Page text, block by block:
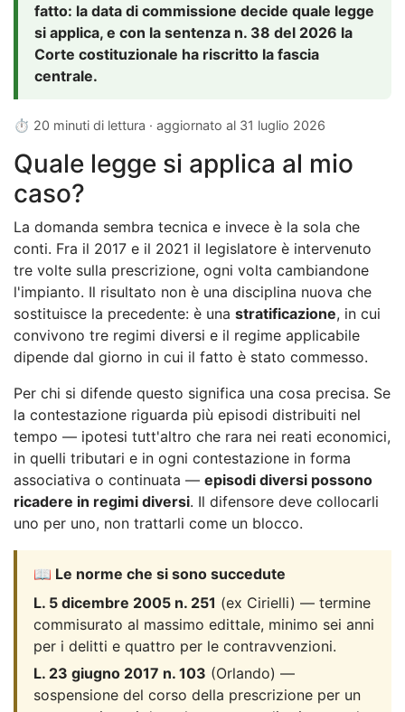
fatto: la data di commissione decide quale legge
si applica, e con la sentenza n. 38 del 2026 la
Corte costituzionale ha riscritto la fascia
centrale.
⏱ 20 minuti di lettura · aggiornato al 31 luglio 2026
Quale legge si applica al mio
caso?
La domanda sembra tecnica e invece è la sola che
conti. Fra il 2017 e il 2021 il legislatore è intervenuto
tre volte sulla prescrizione, ogni volta cambiandone
l'impianto. Il risultato non è una disciplina nuova che
sostituisce la precedente: è una stratificazione, in cui
convivono tre regimi diversi e il regime applicabile
dipende dal giorno in cui il fatto è stato commesso.
Per chi si difende questo significa una cosa precisa. Se
la contestazione riguarda più episodi distribuiti nel
tempo — ipotesi tutt'altro che rara nei reati economici,
in quelli tributari e in ogni contestazione in forma
associativa o continuata — episodi diversi possono
ricadere in regimi diversi. Il difensore deve collocarli
uno per uno, non trattarli come un blocco.
📖 Le norme che si sono succedute
L. 5 dicembre 2005 n. 251 (ex Cirielli) — termine
commisurato al massimo edittale, minimo sei anni
per i delitti e quattro per le contravvenzioni.
L. 23 giugno 2017 n. 103 (Orlando) —
sospensione del corso della prescrizione per un